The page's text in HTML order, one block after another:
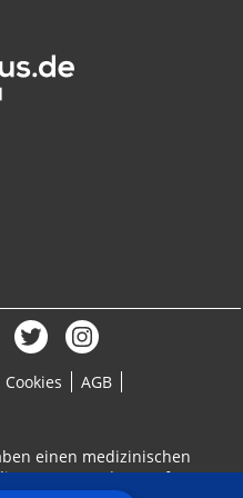
Cookies
AGB
einen medizinischen
116117 | Notruf: 112
der
zur Auswahl